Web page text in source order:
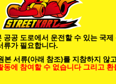
#2 도쿄
스
오
공공 도로에서 운전할 수 있는 국제
류가 필요합니다.
서류(아래 참조)를 지참하지 않
동에 참여할 수 없습니다 그리고 환